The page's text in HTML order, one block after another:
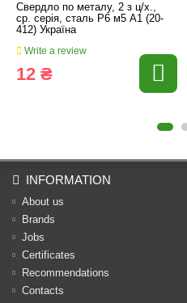
Свердло по металу, 2 з ц/х.,
ср. серія, сталь Р6 м5 А1 (20-
412) Україна
Write a review
12 ₴
INFORMATION
About us
Brands
Jobs
Certificates
Recommendations
Contacts